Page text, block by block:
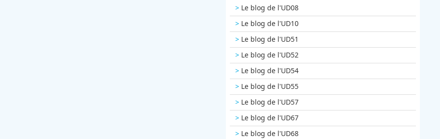
Le blog de l'UD08
Le blog de l'UD10
Le blog de l'UD51
Le blog de l'UD52
Le blog de l'UD54
Le blog de l'UD55
Le blog de l'UD57
Le blog de l'UD67
Le blog de l'UD68